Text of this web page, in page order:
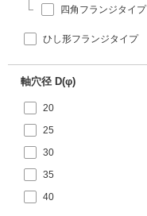
四角フランジタイプ
ひし形フランジタイプ
軸穴径 D(φ)
20
25
30
35
40